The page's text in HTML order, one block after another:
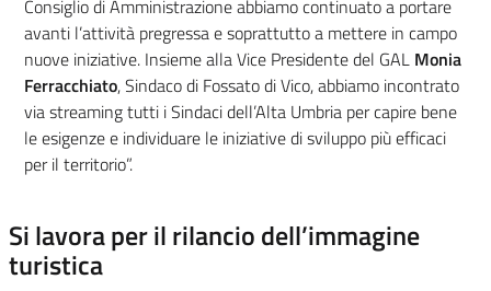
Consiglio di Amministrazione abbiamo continuato a portare
avanti l’attività pregressa e soprattutto a mettere in campo
nuove iniziative. Insieme alla Vice Presidente del GAL Monia
Ferracchiato, Sindaco di Fossato di Vico, abbiamo incontrato
via streaming tutti i Sindaci dell’Alta Umbria per capire bene
le esigenze e individuare le iniziative di sviluppo più efficaci
per il territorio”.
Si lavora per il rilancio dell’immagine
turistica